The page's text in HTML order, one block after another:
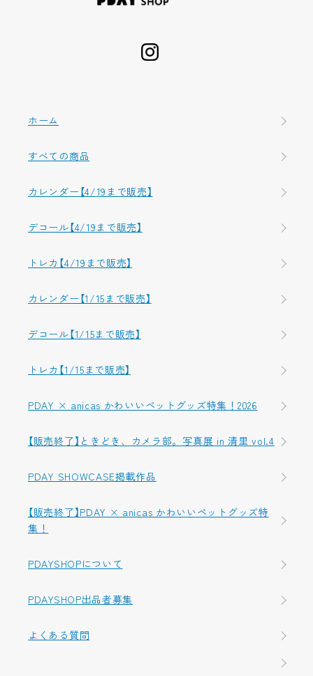
ホーム
すべての商品
カレンダー【4/19まで販売】
デコール【4/19まで販売】
トレカ【4/19まで販売】
カレンダー【1/15まで販売】
デコール【1/15まで販売】
トレカ【1/15まで販売】
PDAY × anicas かわいいペットグッズ特集！2026
【販売終了】ときどき、カメラ部。写真展 in 清里 vol.4
PDAY SHOWCASE掲載作品
【販売終了】PDAY × anicas かわいいペットグッズ特
集！
PDAYSHOPについて
PDAYSHOP出品者募集
よくある質問